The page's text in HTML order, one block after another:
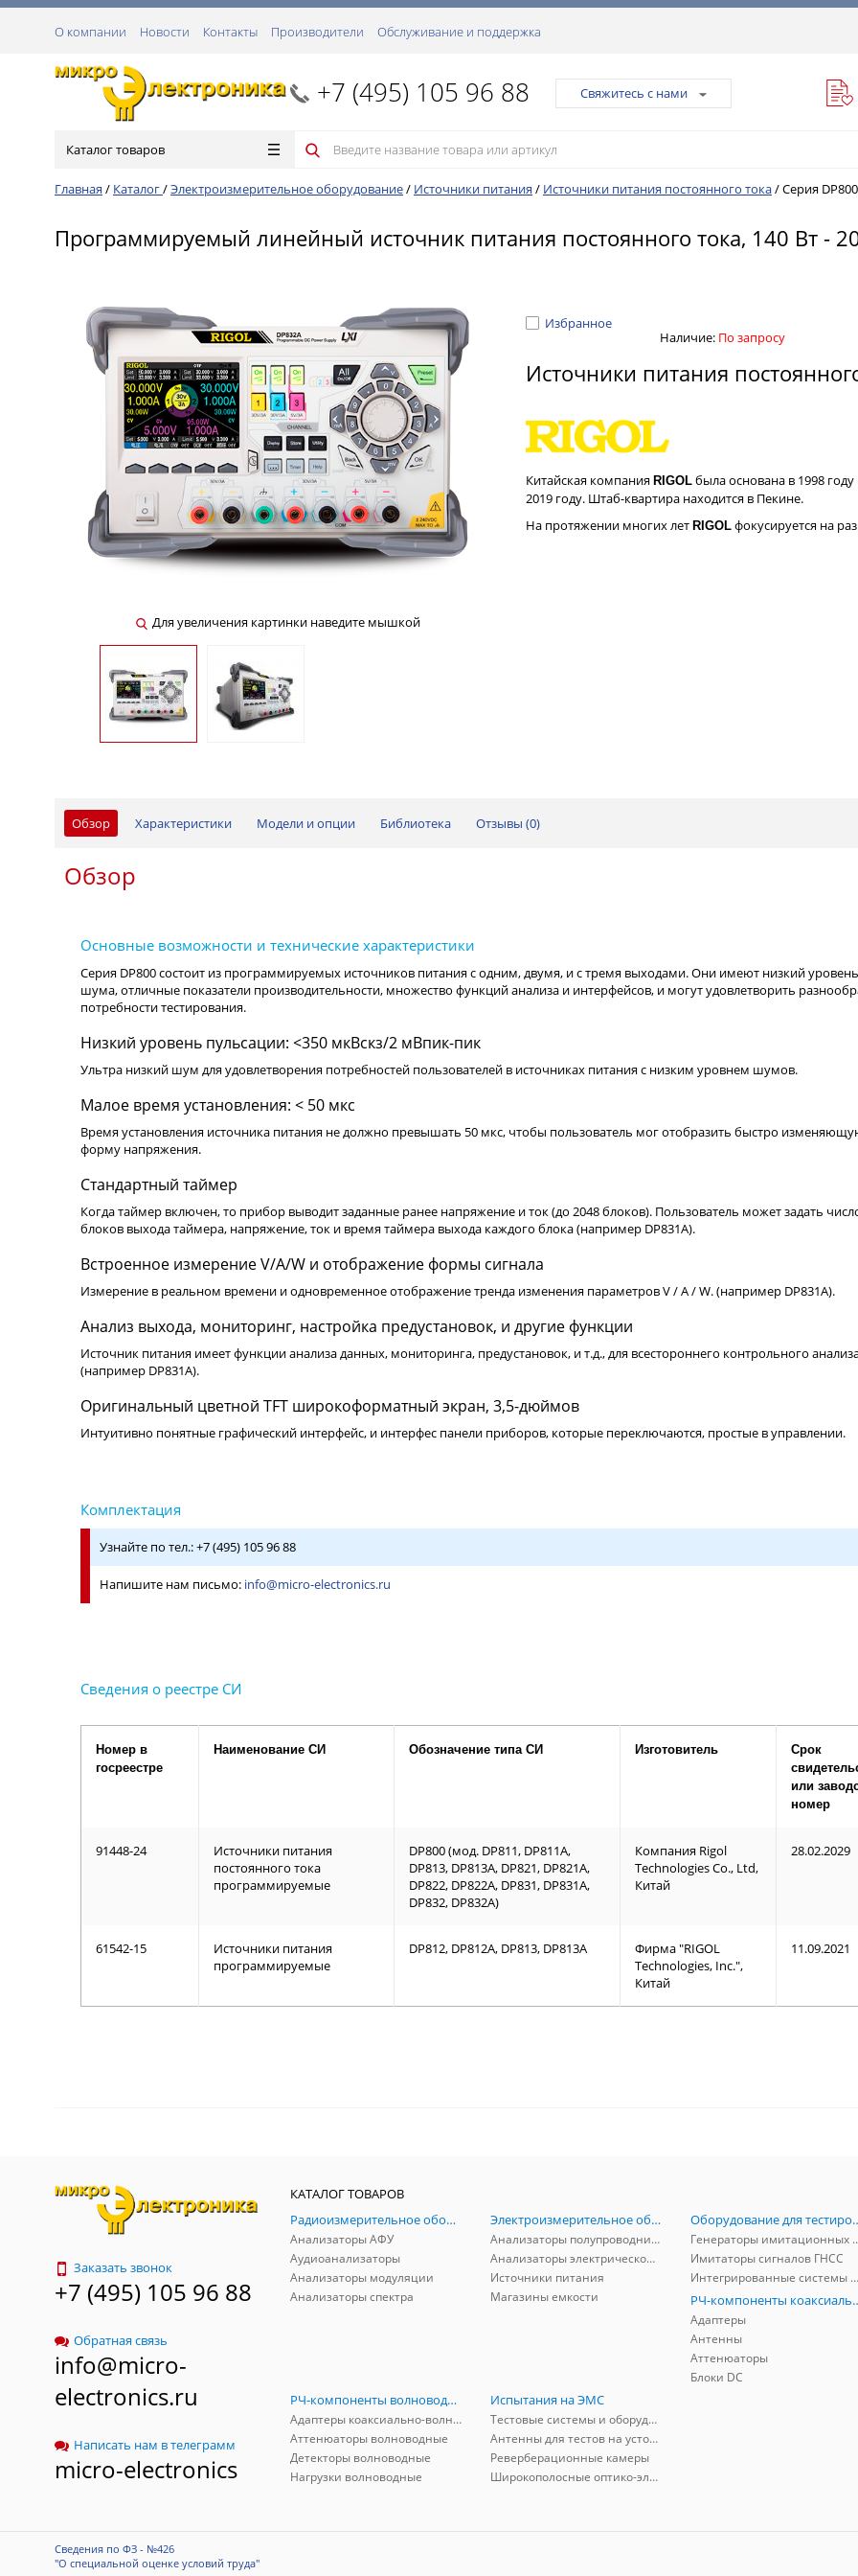
О компании Новости Контакты Производители Обслуживание и поддержка
+7 (495) 105 96 88 Свяжитесь с нами
Каталог товаров
Главная / Каталог/Электроизмерительное оборудование/ Источники питания / Источники питания постоянного тока/Серия DP800
Программируемый линейный источник питания постоянного тока, 140 Вт -
Для увеличения картинки наведите мышкой
Избранное
Наличие: По запросу
Источники питания
Китайская компания RIGOL была основана в 1998
2019 году. Штаб-квартира находится в Пекине.
На протяжении многих лет RIGOL фокусируется на
Обзор Характеристики Модели и опции Библиотека Отзывы (0)
Обзор
Серия DP800 состоит из программируемых источников питания с одним, двумя, и с тремя выходами. Они имеют низкий уровень
шума, отличные показатели производительности, множество функций анализа и интерфейсов, и могут удовлетворить
потребности тестирования.
Низкий уровень пульсации: <350 мкВскз/2 мВпик-пик
Ультра низкий шум для удовлетворения потребностей пользователей в источниках питания с низким уровнем шумов.
Малое время установления: < 50 мкс
Время установления источника питания не должно превышать 50 мкс, чтобы пользователь мог отобразить быстро
форму напряжения.
Стандартный таймер
Когда таймер включен, то прибор выводит заданные ранее напряжение и ток (до 2048 блоков). Пользователь может задать
блоков выхода таймера, напряжение, ток и время таймера выхода каждого блока (например DP831A).
Встроенное измерение V/A/W и отображение формы сигнала
Измерение в реальном времени и одновременное отображение тренда изменения параметров V / A / W. (например DP831A).
Анализ выхода, мониторинг, настройка предустановок, и другие функции
Источник питания имеет функции анализа данных, мониторинга, предустановок, и т.д., для всестороннего контрольного
(например DP831A).
Оригинальный цветной TFT широкоформатный экран, 3,5-дюймов
Интуитивно понятные графический интерфейс, и интерфес панели приборов, которые переключаются, простые в управлении.
Узнайте по тел.: +7 (495) 105 96 88
Напишите нам письмо: info@micro-electronics.ru
Номер в
госреестре
Наименование СИ Обозначение типа СИ Изготовитель
Срок
или
номер
91448-24
Источники питания
постоянного тока
программируемые
DP800 (мод. DP811, DP811A,
DP813, DP813A, DP821, DP821A,
DP822, DP822A, DP831, DP831A,
DP832, DP832A)
Компания Rigol
Technologies Co., Ltd,
Китай
28.02.2029
61542-15
Источники питания
программируемые
DP812, DP812A, DP813, DP813A
Фирма "RIGOL
Technologies, Inc.",
Китай
11.09.2021
Заказать звонок
+7 (495) 105 96 88
Обратная связь
info@micro-
electronics.ru
Написать нам в телеграмм
micro-electronics
КАТАЛОГ ТОВАРОВ
Радиоизмерительное оборудование
Анализаторы АФУ
Аудиоанализаторы
Анализаторы модуляции
Анализаторы спектра
Электроизмерительное оборудование
Анализаторы полупроводников
Анализаторы электрической мощности
Источники питания
Магазины емкости
Оборудование для
Генераторы
Имитаторы сигналов ГНСС
Интегрированные системы защиты от ГНСС-помех
РЧ-
Адаптеры
Антенны
Аттенюаторы
Блоки DC
РЧ-компоненты волноводные
Адаптеры коаксиально-волноводные
Аттенюаторы волноводные
Детекторы волноводные
Нагрузки волноводные
Испытания на ЭМС
Тестовые системы и оборудование
Антенны для тестов на устойчивость к ЭМП
Реверберационные камеры
Широкополосные оптико-электрические линии
Сведения по ФЗ - №426
"О специальной оценке условий труда"